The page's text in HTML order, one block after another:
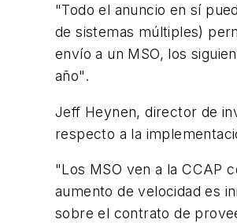
"Todo el anuncio en sí
de sistemas múltiples)
envío a un MSO, los
año".
Jeff Heynen, director de
respecto a la
"Los MSO ven a la CCAP
aumento de velocidad es
sobre el contrato de